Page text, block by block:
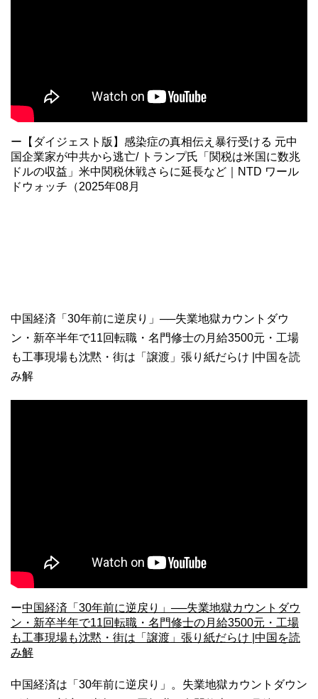
ー【ダイジェスト版】感染症の真相伝え暴行受ける 元中
国企業家が中共から逃亡/ トランプ氏「関税は米国に数兆
ドルの収益」米中関税休戦さらに延長など｜NTD ワール
ドウォッチ（2025年08月
中国経済「30年前に逆戻り」──失業地獄カウントダウ
ン・新卒半年で11回転職・名門修士の月給3500元・工場
も工事現場も沈黙・街は「譲渡」張り紙だらけ |中国を読
み解
ー中国経済「30年前に逆戻り」──失業地獄カウントダウ
ン・新卒半年で11回転職・名門修士の月給3500元・工場
も工事現場も沈黙・街は「譲渡」張り紙だらけ |中国を読
み解
中国経済は「30年前に逆戻り」。失業地獄カウントダウン